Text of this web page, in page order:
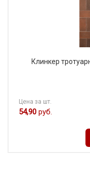
Клинкер
Цена за шт.
54,90 руб.